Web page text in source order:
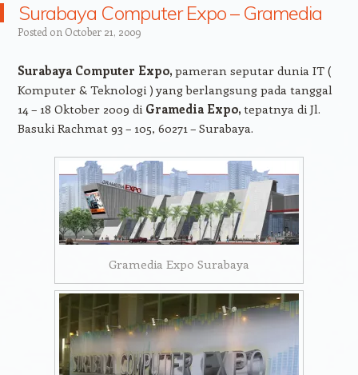
Surabaya Computer Expo – Gramedia
Posted on October 21, 2009
Surabaya Computer Expo, pameran seputar dunia IT (
Komputer & Teknologi ) yang berlangsung pada tanggal
14 – 18 Oktober 2009 di Gramedia Expo, tepatnya di Jl.
Basuki Rachmat 93 – 105, 60271 – Surabaya.
Gramedia Expo Surabaya